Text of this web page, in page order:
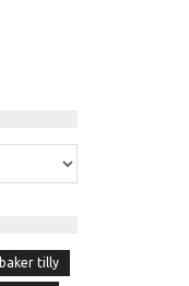
baker tilly